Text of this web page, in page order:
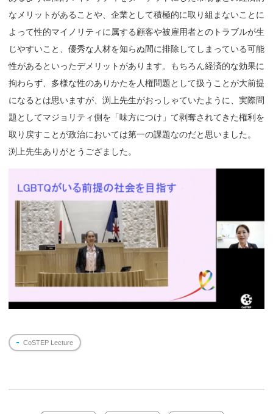
なメリットがあることや、企業として積極的に取り組まないことに
よって性的マイノリティに属する顧客や被雇用者とのトラブルが生
じやすいこと、優秀な人材を知らぬ間に排除してしまっている可能
性があるといったデメリットがあります。もちろん経済的な効果に
拘わらず、多様な性のありかたを人権問題として扱うことが大前提
になるとは思いますが、渕上先生がおっしゃていたように、実際問
題としてマジョリティ側を「味方につけ」て剥奪されてきた権利を
取り戻すことが政治においては第一の課題なのだと思いました。
渕上先生ありがとうござました。
CoSTEP Lecture
投